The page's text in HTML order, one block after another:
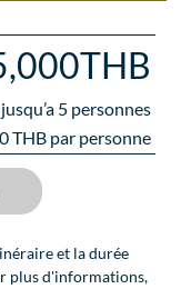
et la durée
plus d'informations,
5 personnes
THB par personne